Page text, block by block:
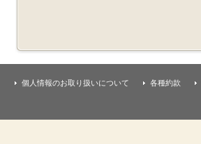
個人情報のお取り扱いについて 各種約款